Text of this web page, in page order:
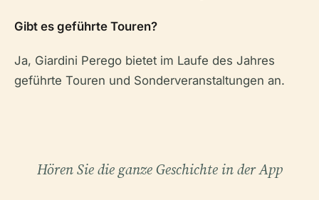
Gibt es geführte Touren?
Ja, Giardini Perego bietet im Laufe des Jahres
geführte Touren und Sonderveranstaltungen an.
Hören Sie die ganze Geschichte in der App